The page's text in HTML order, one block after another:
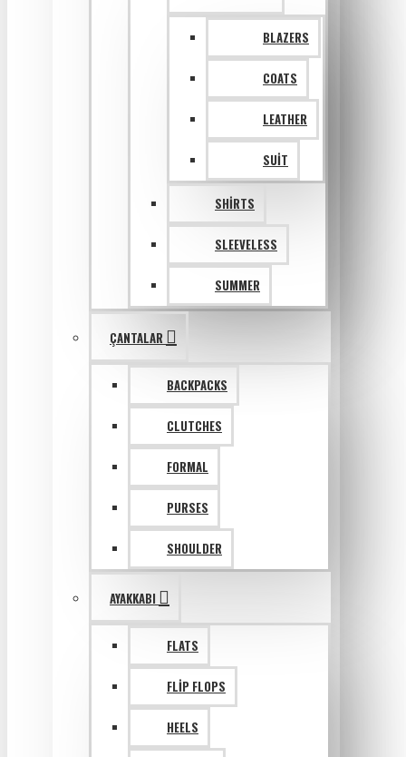
BLAZERS
COATS
LEATHER
SUIT
SHIRTS
SLEEVELESS
SUMMER
ÇANTALAR
BACKPACKS
CLUTCHES
FORMAL
PURSES
SHOULDER
AYAKKABI
FLATS
FLIP FLOPS
HEELS